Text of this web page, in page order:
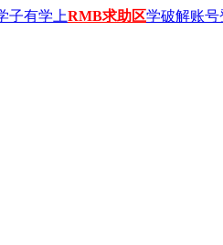
子有学上RMB求助区学破解账号